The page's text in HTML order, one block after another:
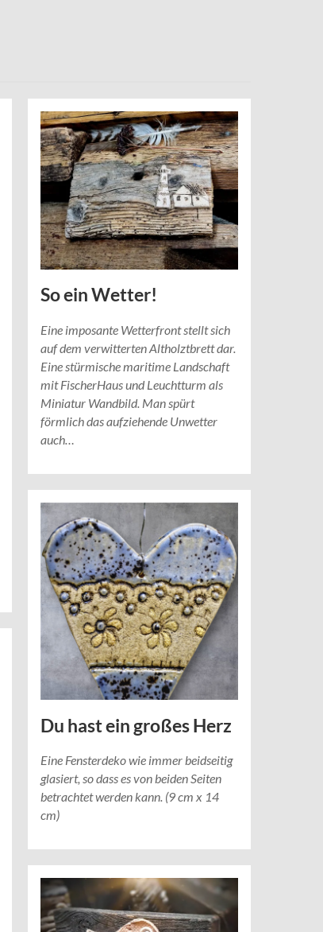
So ein Wetter!
Eine imposante Wetterfront stellt sich
auf dem verwitterten Altholztbrett dar.
Eine stürmische maritime Landschaft
mit FischerHaus und Leuchtturm als
Miniatur Wandbild. Man spürt
förmlich das aufziehende Unwetter
auch…
Du hast ein großes Herz
Eine Fensterdeko wie immer beidseitig
glasiert, so dass es von beiden Seiten
betrachtet werden kann. (9 cm x 14
cm)